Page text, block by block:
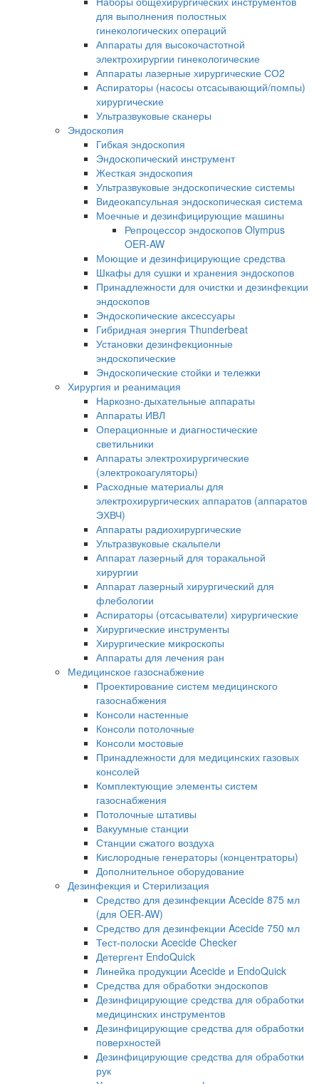
для выполнения полостных
гинекологических операций
Аппараты для высокочастотной
электрохирургии гинекологические
Аппараты лазерные хирургические СО2
Аспираторы (насосы отсасывающий/помпы)
хирургические
Ультразвуковые сканеры
Эндоскопия
Гибкая эндоскопия
Эндоскопический инструмент
Жесткая эндоскопия
Ультразвуковые эндоскопические системы
Видеокапсульная эндоскопическая система
Моечные и дезинфицирующие машины
Репроцессор эндоскопов Olympus
OER-AW
Моющие и дезинфицирующие средства
Шкафы для сушки и хранения эндоскопов
Принадлежности для очистки и дезинфекции
эндоскопов
Эндоскопические аксессуары
Гибридная энергия Thunderbeat
Установки дезинфекционные
эндоскопические
Эндоскопические стойки и тележки
Хирургия и реанимация
Наркозно-дыхательные аппараты
Аппараты ИВЛ
Операционные и диагностические
светильники
Аппараты электрохирургические
(электрокоагуляторы)
Расходные материалы для
электрохирургических аппаратов (аппаратов
ЭХВЧ)
Аппараты радиохирургические
Ультразвуковые скальпели
Аппарат лазерный для торакальной
хирургии
Аппарат лазерный хирургический для
флебологии
Аспираторы (отсасыватели) хирургические
Хирургические инструменты
Хирургические микроскопы
Аппараты для лечения ран
Медицинское газоснабжение
Проектирование систем медицинского
газоснабжения
Консоли настенные
Консоли потолочные
Консоли мостовые
Принадлежности для медицинских газовых
консолей
Комплектующие элементы систем
газоснабжения
Потолочные штативы
Вакуумные станции
Станции сжатого воздуха
Кислородные генераторы (концентраторы)
Дополнительное оборудование
Дезинфекция и Стерилизация
Средство для дезинфекции Acecide 875 мл
(для OER-AW)
Средство для дезинфекции Acecide 750 мл
Тест-полоски Acecide Checker
Детергент EndoQuick
Линейка продукции Acecide и EndoQuick
Средства для обработки эндоскопов
Дезинфицирующие средства для обработки
медицинских инструментов
Дезинфицирующие средства для обработки
поверхностей
Дезинфицирующие средства для обработки
рук